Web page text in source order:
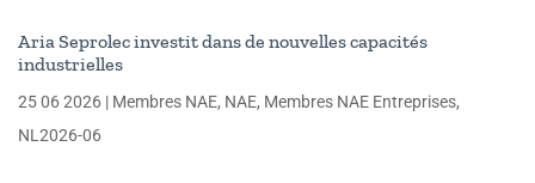
Aria Seprolec investit dans de nouvelles capacités
industrielles
25 06 2026 | Membres NAE, NAE, Membres NAE Entreprises,
NL2026-06